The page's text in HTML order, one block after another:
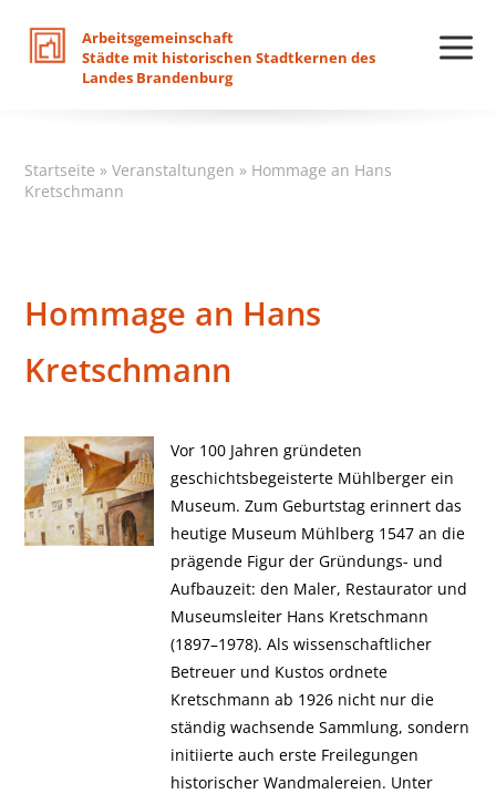
Arbeitsgemeinschaft
Städte mit historischen Stadtkernen des
Landes Brandenburg
Startseite »Veranstaltungen » Hommage an Hans
Kretschmann
Hommage an Hans
Kretschmann
Vor 100 Jahren gründeten
geschichtsbegeisterte Mühlberger ein
Museum. Zum Geburtstag erinnert das
heutige Museum Mühlberg 1547 an die
prägende Figur der Gründungs- und
Aufbauzeit: den Maler, Restaurator und
Museumsleiter Hans Kretschmann
(1897–1978). Als wissenschaftlicher
Betreuer und Kustos ordnete
Kretschmann ab 1926 nicht nur die
ständig wachsende Sammlung, sondern
initiierte auch erste Freilegungen
historischer Wandmalereien. Unter